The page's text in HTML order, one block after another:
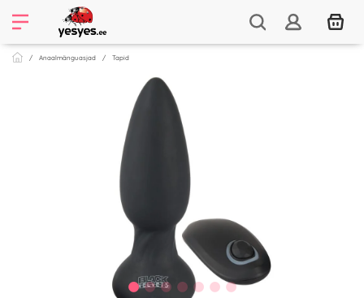
Anaalmänguasjad Tapid